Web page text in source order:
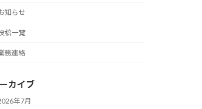
知らせ
稿一覧
務連絡
カイブ
年7月